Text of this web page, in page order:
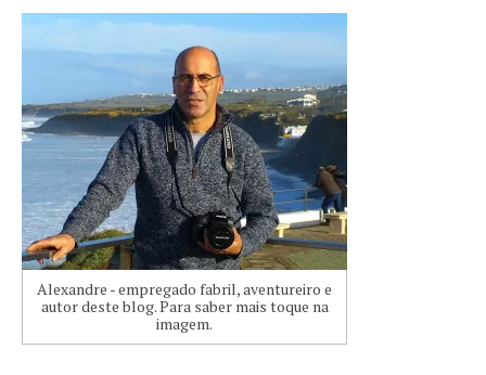
Alexandre - empregado fabril, aventureiro e
autor deste blog. Para saber mais toque na
imagem.